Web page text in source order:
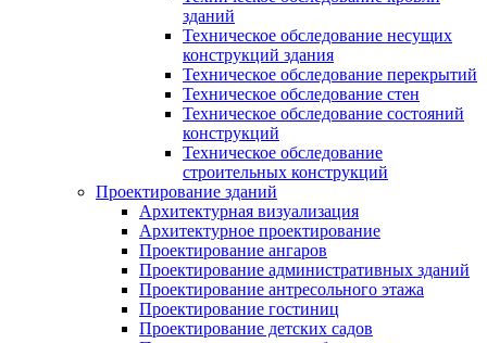
зданий
Техническое обследование несущих
конструкций здания
Техническое обследование перекрытий
Техническое обследование стен
Техническое обследование состояний
конструкций
Техническое обследование
строительных конструкций
Проектирование зданий
Архитектурная визуализация
Архитектурное проектирование
Проектирование ангаров
Проектирование административных зданий
Проектирование антресольного этажа
Проектирование гостиниц
Проектирование детских садов